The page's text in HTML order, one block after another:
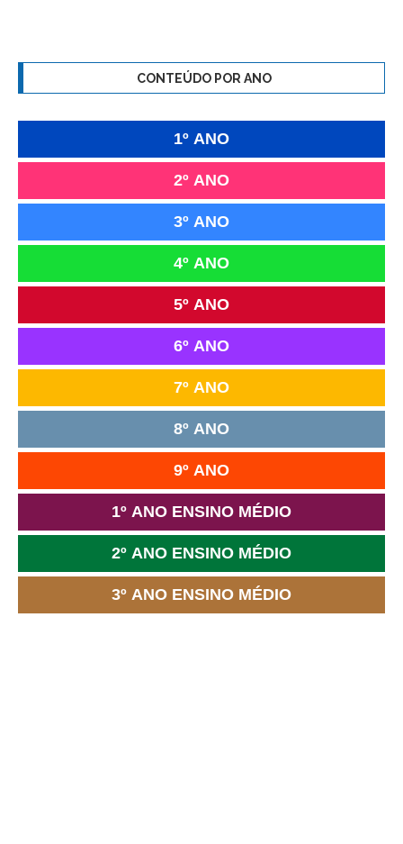
CONTEÚDO POR ANO
1º ANO
2º ANO
3º ANO
4º ANO
5º ANO
6º ANO
7º ANO
8º ANO
9º ANO
1º ANO ENSINO MÉDIO
2º ANO ENSINO MÉDIO
3º ANO ENSINO MÉDIO